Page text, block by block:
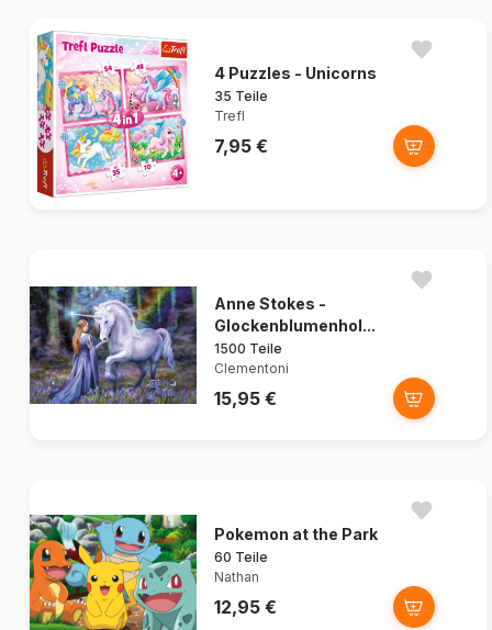
4 Puzzles - Unicorns
35 Teile
Trefl
7,95 €
Anne Stokes -
Glockenblumenhol...
1500 Teile
Clementoni
15,95 €
Pokemon at the Park
60 Teile
Nathan
12,95 €